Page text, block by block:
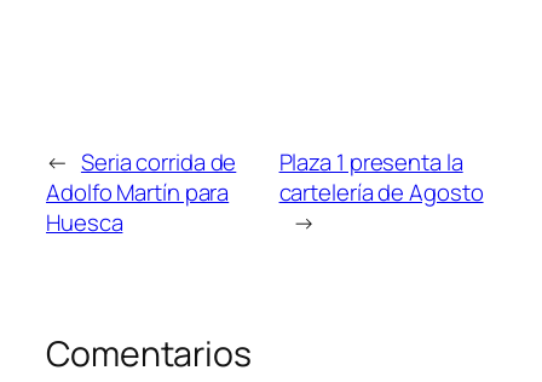
← Seria corrida de
Adolfo Martín para
Huesca
Plaza 1 presenta la
cartelería de Agosto
→
Comentarios